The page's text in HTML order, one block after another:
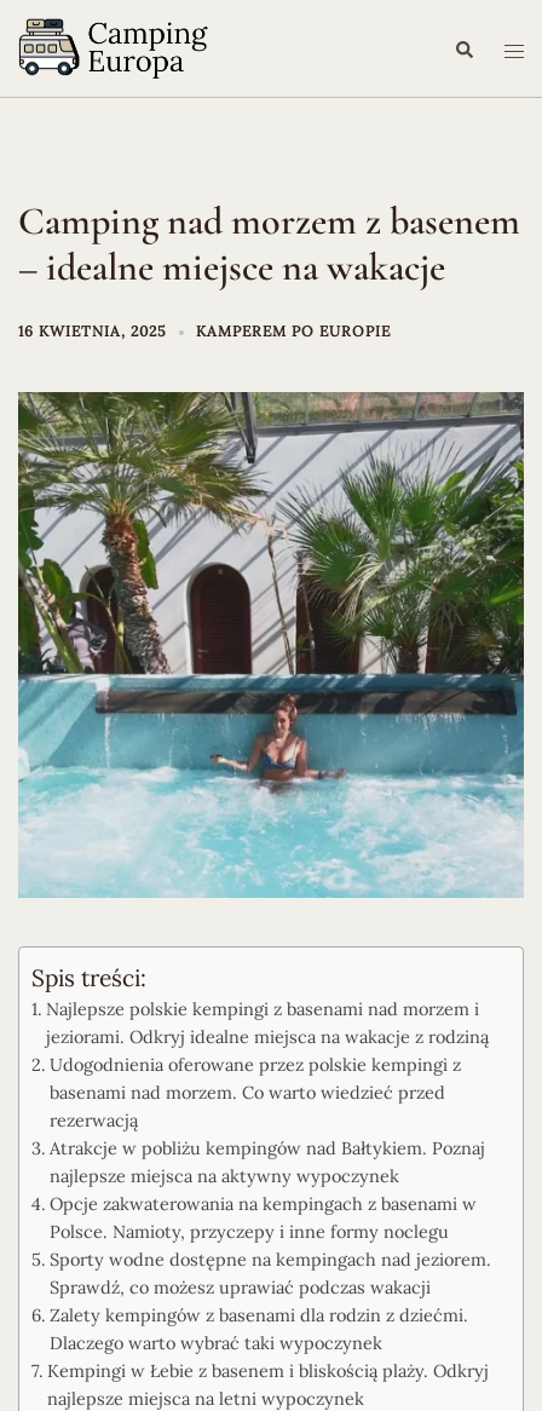
Przejdź
do
treści
Szukaj
Camping nad morzem z basenem
– idealne miejsce na wakacje
16 KWIETNIA, 2025 KAMPEREM PO EUROPIE
Spis treści:
Najlepsze polskie kempingi z basenami nad morzem i
jeziorami. Odkryj idealne miejsca na wakacje z rodziną
Udogodnienia oferowane przez polskie kempingi z
basenami nad morzem. Co warto wiedzieć przed
rezerwacją
Atrakcje w pobliżu kempingów nad Bałtykiem. Poznaj
najlepsze miejsca na aktywny wypoczynek
Opcje zakwaterowania na kempingach z basenami w
Polsce. Namioty, przyczepy i inne formy noclegu
Sporty wodne dostępne na kempingach nad jeziorem.
Sprawdź, co możesz uprawiać podczas wakacji
Zalety kempingów z basenami dla rodzin z dziećmi.
Dlaczego warto wybrać taki wypoczynek
Kempingi w Łebie z basenem i bliskością plaży. Odkryj
najlepsze miejsca na letni wypoczynek